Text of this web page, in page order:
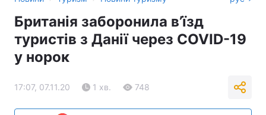
Британія заборонила в’їзд
туристів з Данії через COVID-19
у норок
17:07, 07.11.20 1 хв. 748